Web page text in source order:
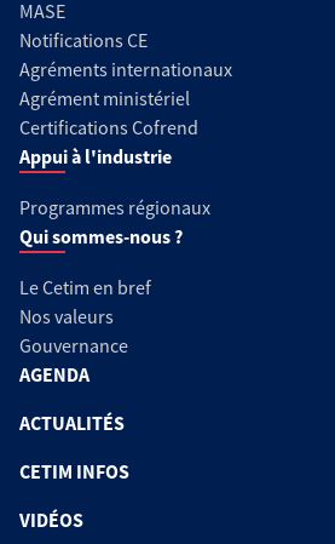
MASE
Notifications CE
Agréments internationaux
Agrément ministériel
Certifications Cofrend
Appui à l'industrie
Programmes régionaux
Qui sommes-nous ?
Le Cetim en bref
Nos valeurs
Gouvernance
AGENDA
ACTUALITÉS
CETIM INFOS
VIDÉOS